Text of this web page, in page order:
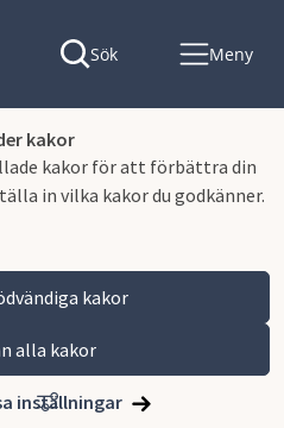
kakor
kakor för att förbättra din
in vilka kakor du godkänner.
kakor
alla kakor
inställningar
Sök Meny